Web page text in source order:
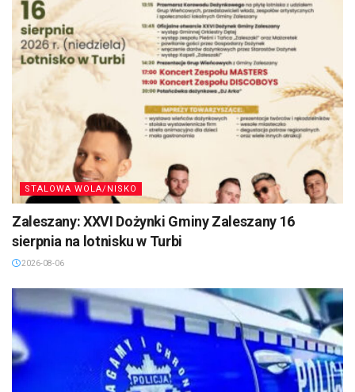
STALOWA WOLA/NISKO
Zaleszany: XXVI Dożynki Gminy Zaleszany 16
sierpnia na lotnisku w Turbi
2026-08-06